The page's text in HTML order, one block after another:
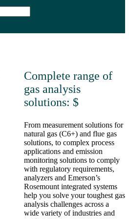
Complete range of
gas analysis
solutions: $
From measurement solutions for
natural gas (C6+) and flue gas
solutions, to complex process
applications and emission
monitoring solutions to comply
with regulatory requirements,
analyzers and Emerson’s
Rosemount integrated systems
help you solve your toughest gas
analysis challenges across a
wide variety of industries and